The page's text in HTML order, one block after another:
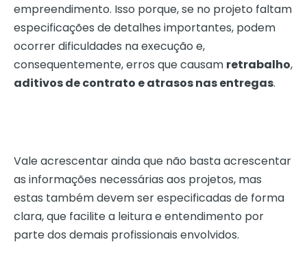
empreendimento. Isso porque, se no projeto faltam
especificações de detalhes importantes, podem
ocorrer dificuldades na execução e,
consequentemente, erros que causam retrabalho,
aditivos de contrato e atrasos nas entregas.
Vale acrescentar ainda que não basta acrescentar
as informações necessárias aos projetos, mas
estas também devem ser especificadas de forma
clara, que facilite a leitura e entendimento por
parte dos demais profissionais envolvidos.